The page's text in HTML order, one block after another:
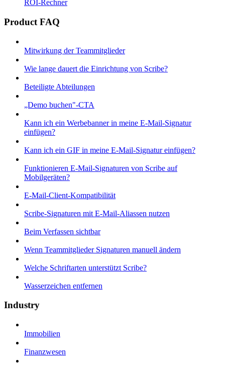
ROI-Rechner
Product FAQ
Mitwirkung der Teammitglieder
Wie lange dauert die Einrichtung von Scribe?
Beteiligte Abteilungen
„Demo buchen"-CTA
Kann ich ein Werbebanner in meine E-Mail-Signatur
einfügen?
Kann ich ein GIF in meine E-Mail-Signatur einfügen?
Funktionieren E-Mail-Signaturen von Scribe auf
Mobilgeräten?
E-Mail-Client-Kompatibilität
Scribe-Signaturen mit E-Mail-Aliassen nutzen
Beim Verfassen sichtbar
Wenn Teammitglieder Signaturen manuell ändern
Welche Schriftarten unterstützt Scribe?
Wasserzeichen entfernen
Industry
Immobilien
Finanzwesen